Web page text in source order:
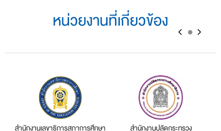
สำนักงานเลขาธิการสภาการศึกษา สำนักงานปลัดกระทรวง